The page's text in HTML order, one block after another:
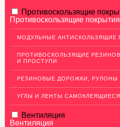
АЛЮМИНИЕВЫЙ ПРОКАТ
НЕРЖАВЕЮЩАЯ СТАЛЬ
МЕДНЫЙ ПРОКАТ
ЛАТУННЫЙ ПРОКАТ
ДЕКОР НЕРЖАВЕЙКА
ОГРАЖДЕНИЯ ДЛЯ ЛЕСТНИЦ
ЭЛЕКТРОДЫ
Противоскользящие
Противоскользящие
МОДУЛЬНЫЕ АНТИСКОЛЬЗЯЩИЕ
ПРОТИВОСКОЛЬЗЯЩИЕ
И ПРОСТУПИ
РЕЗИНОВЫЕ ДОРОЖКИ, РУЛОНЫ
УГЛЫ И ЛЕНТЫ САМОКЛЕЯЩИЕСЯ
Вентиляция
Вентиляция